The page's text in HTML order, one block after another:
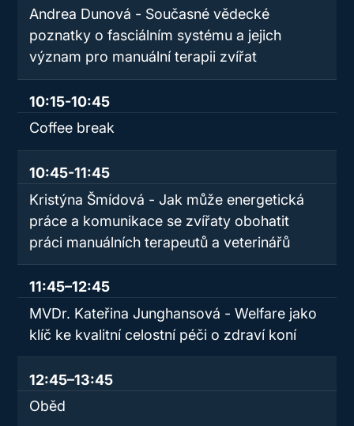
Andrea Dunová - Současné vědecké
poznatky o fasciálním systému a jejich
význam pro manuální terapii zvířat
10:15-10:45
Coffee break
10:45-11:45
Kristýna Šmídová - Jak může energetická
práce a komunikace se zvířaty obohatit
práci manuálních terapeutů a veterinářů
11:45–12:45
MVDr. Kateřina Junghansová - Welfare jako
klíč ke kvalitní celostní péči o zdraví koní
12:45–13:45
Oběd